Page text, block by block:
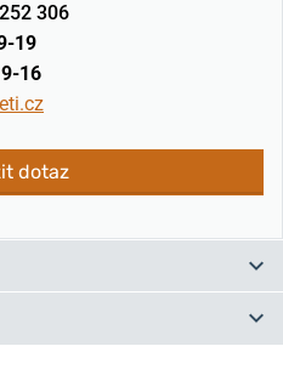
306
19
9-16
dotaz
nám komentář